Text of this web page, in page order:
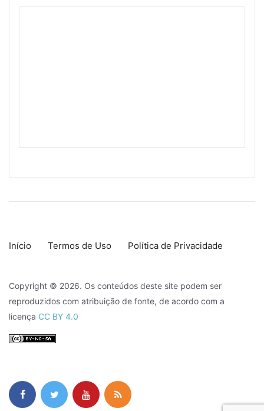
Início Termos de Uso Política de Privacidade
Copyright © 2026. Os conteúdos deste site podem ser
reproduzidos com atribuição de fonte, de acordo com a
licença CC BY 4.0